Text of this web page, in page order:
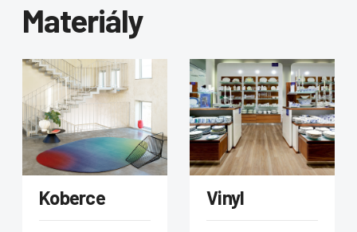
Materiály
Koberce Vinyl